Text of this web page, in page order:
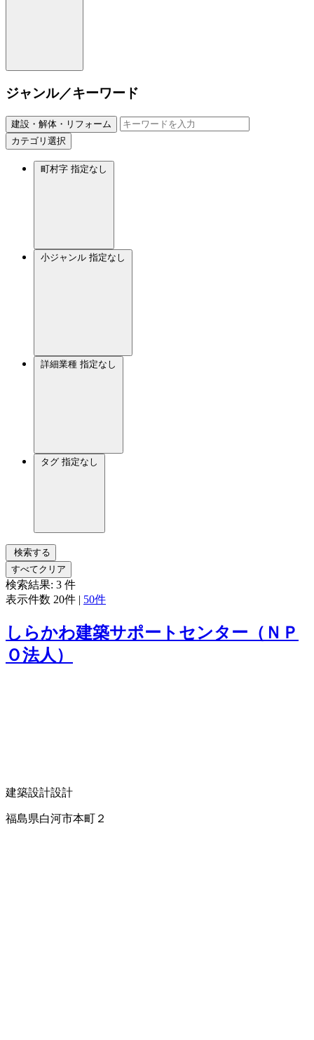
ジャンル／キーワード
建設・解体・リフォーム
カテゴリ選択
町村字 指定なし
小ジャンル 指定なし
詳細業種 指定なし
タグ 指定なし
検索する
すべてクリア
検索結果: 3 件
表示件数 20件 | 50件
しらかわ建築サポートセンター（ＮＰ
Ｏ法人）
建築設計設計
福島県白河市本町２